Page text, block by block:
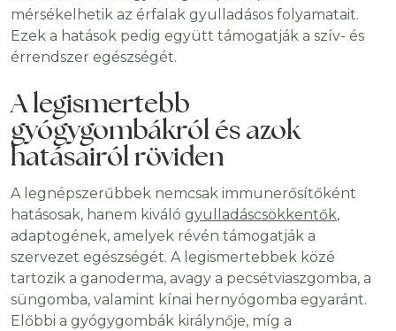
mérsékelhetik az érfalak gyulladásos folyamatait.
Ezek a hatások pedig együtt támogatják a szív- és
érrendszer egészségét.
A legismertebb
gyógygombákról és azok
hatásairól röviden
A legnépszerűbbek nemcsak immunerősítőként
hatásosak, hanem kiváló gyulladáscsökkentők,
adaptogének, amelyek révén támogatják a
szervezet egészségét. A legismertebbek közé
tartozik a ganoderma, avagy a pecsétviaszgomba, a
süngomba, valamint kínai hernyógomba egyaránt.
Előbbi a gyógygombák királynője, míg a